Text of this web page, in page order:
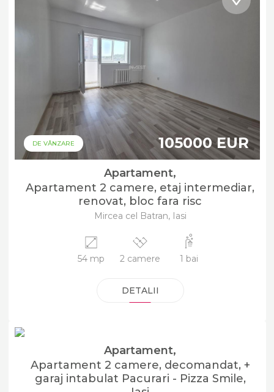
DE VÂNZARE 105000 EUR
Apartament,
Apartament 2 camere, etaj intermediar,
renovat, bloc fara risc
Mircea cel Batran, Iasi
54 mp 2 camere 1 bai
DETALII
Apartament,
Apartament 2 camere, decomandat, +
garaj intabulat Pacurari - Pizza Smile,